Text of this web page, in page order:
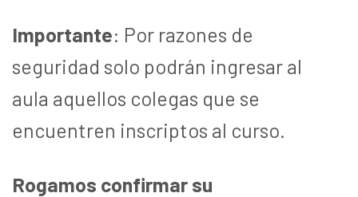
Importante: Por razones de
seguridad solo podrán ingresar al
aula aquellos colegas que se
encuentren inscriptos al curso.
Rogamos confirmar su